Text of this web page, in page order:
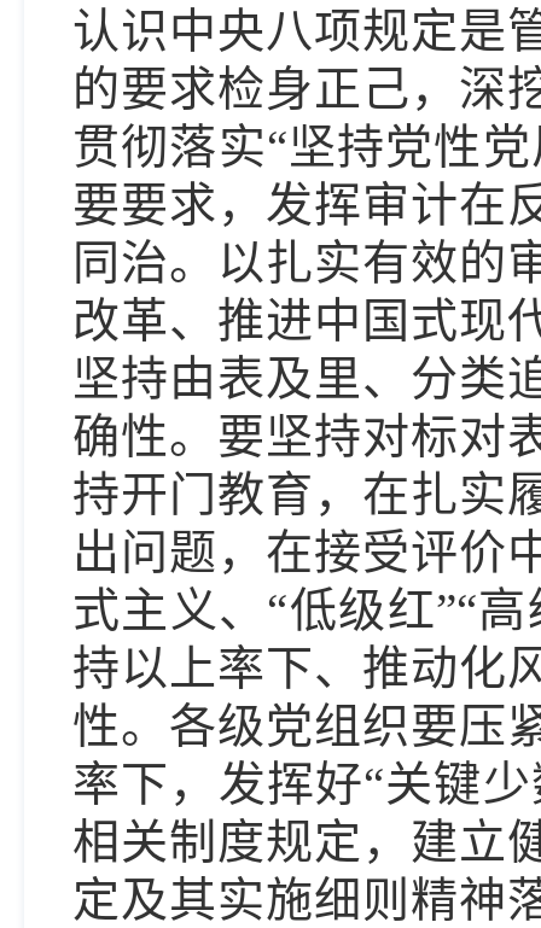
认识中央八项规定是
的要求检身正己，深
贯彻落实“坚持党性
要要求，发挥审计在
同治。以扎实有效的
改革、推进中国式现
坚持由表及里、分类
确性。要坚持对标对
持开门教育，在扎实
出问题，在接受评价
式主义、“低级红”“
持以上率下、推动化
性。各级党组织要压
率下，发挥好“关键
相关制度规定，建立
定及其实施细则精神